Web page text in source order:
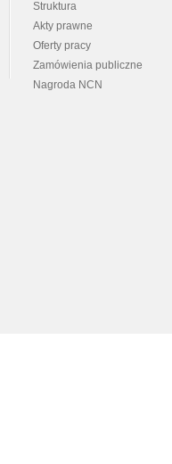
Struktura
Akty prawne
Oferty pracy
Zamówienia publiczne
Nagroda NCN